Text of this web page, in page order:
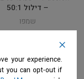
– דילול 50:1
שמפו
המחיר ייחשף רק
מספרות רשומים
your experience.
you can opt-out if